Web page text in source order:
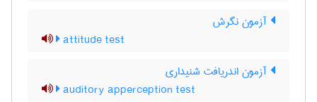
آزمون نگرش
attitude test
آزمون اندریافت شنیداری
auditory apperception test